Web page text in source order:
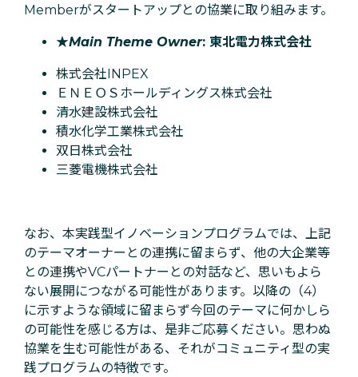
Memberがスタートアップとの協業に取り組みます。
★Main Theme Owner: 東北電力株式会社
株式会社INPEX
ＥＮＥＯＳホールディングス株式会社
清水建設株式会社
積水化学工業株式会社
双日株式会社
三菱電機株式会社
なお、本実践型イノベーションプログラムでは、上記
のテーマオーナーとの連携に留まらず、他の大企業等
との連携やVCパートナーとの対話など、思いもよら
ない展開につながる可能性があります。以降の（4）
に示すような領域に留まらず今回のテーマに何かしら
の可能性を感じる方は、是非ご応募ください。思わぬ
協業を生む可能性がある、それがコミュニティ型の実
践プログラムの特徴です。